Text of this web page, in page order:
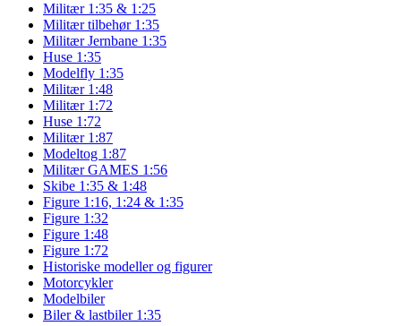
Militær 1:35 & 1:25
Militær tilbehør 1:35
Militær Jernbane 1:35
Huse 1:35
Modelfly 1:35
Militær 1:48
Militær 1:72
Huse 1:72
Militær 1:87
Modeltog 1:87
Militær GAMES 1:56
Skibe 1:35 & 1:48
Figure 1:16, 1:24 & 1:35
Figure 1:32
Figure 1:48
Figure 1:72
Historiske modeller og figurer
Motorcykler
Modelbiler
Biler & lastbiler 1:35